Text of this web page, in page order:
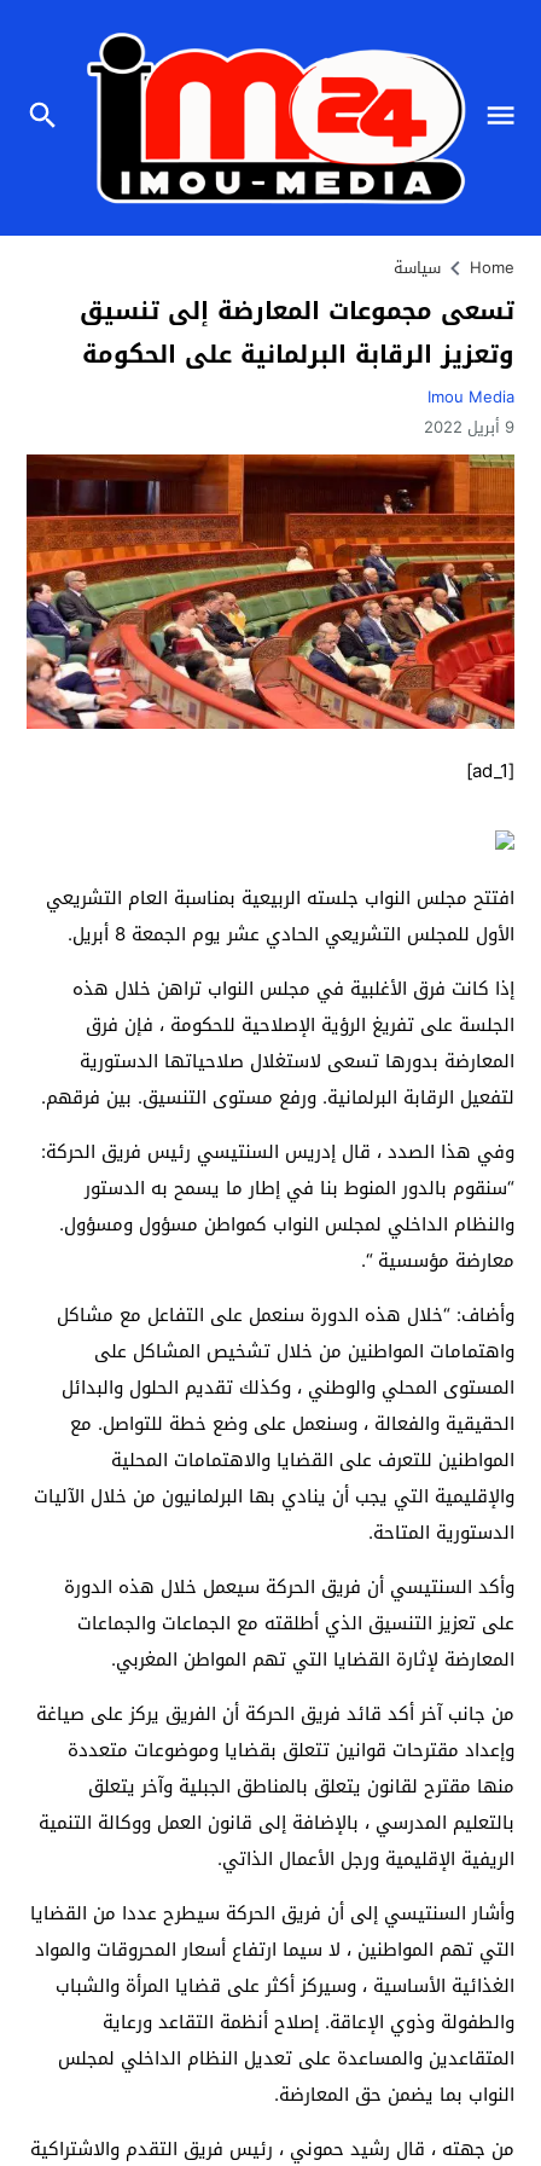
Home سياسة
تسعى مجموعات المعارضة إلى تنسيق
وتعزيز الرقابة البرلمانية على الحكومة
Imou Media
9 أبريل 2022
[ad_1]
افتتح مجلس النواب جلسته الربيعية بمناسبة العام التشريعي
الأول للمجلس التشريعي الحادي عشر يوم الجمعة 8 أبريل.
إذا كانت فرق الأغلبية في مجلس النواب تراهن خلال هذه
الجلسة على تفريغ الرؤية الإصلاحية للحكومة ، فإن فرق
المعارضة بدورها تسعى لاستغلال صلاحياتها الدستورية
لتفعيل الرقابة البرلمانية. ورفع مستوى التنسيق. بين فرقهم.
وفي هذا الصدد ، قال إدريس السنتيسي رئيس فريق الحركة:
“سنقوم بالدور المنوط بنا في إطار ما يسمح به الدستور
والنظام الداخلي لمجلس النواب كمواطن مسؤول ومسؤول.
معارضة مؤسسية “.
وأضاف: “خلال هذه الدورة سنعمل على التفاعل مع مشاكل
واهتمامات المواطنين من خلال تشخيص المشاكل على
المستوى المحلي والوطني ، وكذلك تقديم الحلول والبدائل
الحقيقية والفعالة ، وسنعمل على وضع خطة للتواصل. مع
المواطنين للتعرف على القضايا والاهتمامات المحلية
والإقليمية التي يجب أن ينادي بها البرلمانيون من خلال الآليات
الدستورية المتاحة.
وأكد السنتيسي أن فريق الحركة سيعمل خلال هذه الدورة
على تعزيز التنسيق الذي أطلقته مع الجماعات والجماعات
المعارضة لإثارة القضايا التي تهم المواطن المغربي.
من جانب آخر أكد قائد فريق الحركة أن الفريق يركز على صياغة
وإعداد مقترحات قوانين تتعلق بقضايا وموضوعات متعددة
منها مقترح لقانون يتعلق بالمناطق الجبلية وآخر يتعلق
بالتعليم المدرسي ، بالإضافة إلى قانون العمل ووكالة التنمية
الريفية الإقليمية ورجل الأعمال الذاتي.
وأشار السنتيسي إلى أن فريق الحركة سيطرح عددا من القضايا
التي تهم المواطنين ، لا سيما ارتفاع أسعار المحروقات والمواد
الغذائية الأساسية ، وسيركز أكثر على قضايا المرأة والشباب
والطفولة وذوي الإعاقة. إصلاح أنظمة التقاعد ورعاية
المتقاعدين والمساعدة على تعديل النظام الداخلي لمجلس
النواب بما يضمن حق المعارضة.
من جهته ، قال رشيد حموني ، رئيس فريق التقدم والاشتراكية